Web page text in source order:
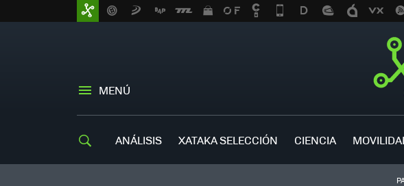
MENÚ
ANÁLISIS XATAKA SELECCIÓN CIENCIA